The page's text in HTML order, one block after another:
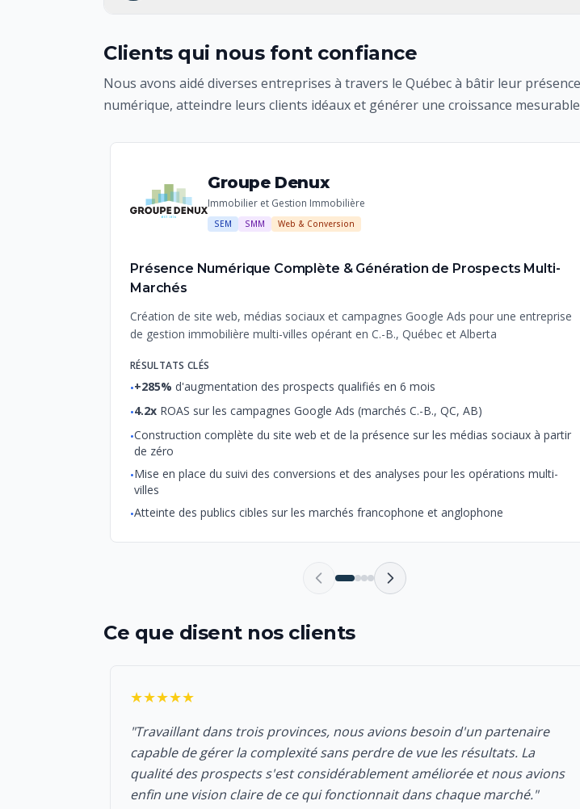
Clients qui nous font confiance
Nous avons aidé diverses entreprises à travers le Québec à bâtir leur présence
numérique, atteindre leurs clients idéaux et générer une croissance
Groupe Denux
Immobilier et Gestion Immobilière
SEM SMM Web & Conversion
Présence Numérique Complète & Génération de Prospects Multi-
Marchés
Création de site web, médias sociaux et campagnes Google Ads pour une entreprise
de gestion immobilière multi-villes opérant en C.-B., Québec et Alberta
RÉSULTATS CLÉS
•+285% d'augmentation des prospects qualifiés en 6 mois
•4.2x ROAS sur les campagnes Google Ads (marchés C.-B., QC, AB)
•Construction complète du site web et de la présence sur les médias sociaux à partir
de zéro
•Mise en place du suivi des conversions et des analyses pour les opérations multi-
villes
•Atteinte des publics cibles sur les marchés francophone et anglophone
Ce que disent nos clients
★★★★★
"Travaillant dans trois provinces, nous avions besoin d'un partenaire
capable de gérer la complexité sans perdre de vue les résultats. La
qualité des prospects s'est considérablement améliorée et nous avions
enfin une vision claire de ce qui fonctionnait dans chaque marché."